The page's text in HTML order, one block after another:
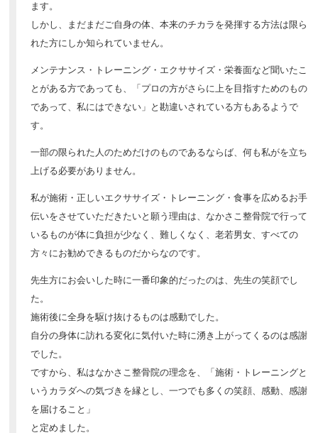
ます。
しかし、まだまだご自身の体、本来のチカラを発揮する方法は限ら
れた方にしか知られていません。
メンテナンス・トレーニング・エクササイズ・栄養面など聞いたこ
とがある方であっても、「プロの方がさらに上を目指すためのもの
であって、私にはできない」と勘違いされている方もあるようで
す。
一部の限られた人のためだけのものであるならば、何も私がを立ち
上げる必要がありません。
私が施術・正しいエクササイズ・トレーニング・食事を広めるお手
伝いをさせていただきたいと願う理由は、なかさこ整骨院で行って
いるものが体に負担が少なく、難しくなく、老若男女、すべての
方々にお勧めできるものだからなのです。
先生方にお会いした時に一番印象的だったのは、先生の笑顔でし
た。
施術後に全身を駆け抜けるものは感動でした。
自分の身体に訪れる変化に気付いた時に湧き上がってくるのは感謝
でした。
ですから、私はなかさこ整骨院の理念を、「施術・トレーニングと
いうカラダへの気づきを縁とし、一つでも多くの笑顔、感動、感謝
を届けること」
と定めました。